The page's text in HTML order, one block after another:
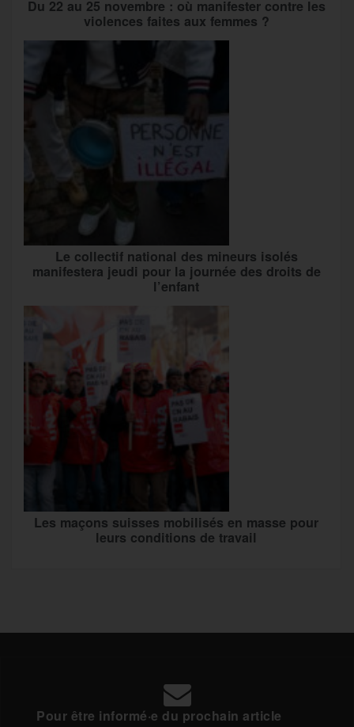
Du 22 au 25 novembre : où manifester contre les
violences faites aux femmes ?
Le collectif national des mineurs isolés
manifestera jeudi pour la journée des droits de
l’enfant
Les maçons suisses mobilisés en masse pour
leurs conditions de travail
Pour être informé·e du prochain article